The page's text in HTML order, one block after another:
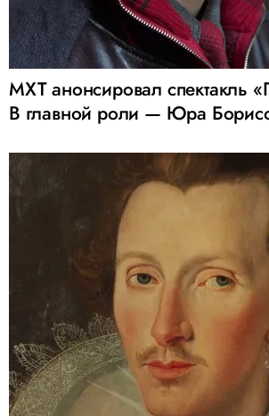
МХТ анонсировал спектакль
В главной роли — Юра